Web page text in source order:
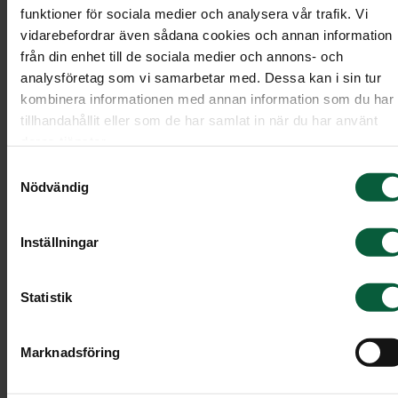
funktioner för sociala medier och analysera vår trafik. Vi
vidarebefordrar även sådana cookies och annan information
från din enhet till de sociala medier och annons- och
analysföretag som vi samarbetar med. Dessa kan i sin tur
kombinera informationen med annan information som du har
tillhandahållit eller som de har samlat in när du har använt
Nödvändig
Inställningar
Statistik
Marknadsföring
dikter och om det finns tillfälle för defilering,
att passera kistan eller urnan i ett avsked.
Programkortet är på det viset ett bra stöd för de
närvarande och en vägledning om hur ceremonin
kommer att gå till.
Men programkortet fyller också en annan viktig
funktion. Många väljer att spara det som ett fint
minne från begravningen. Ofta finns ett foto av
Utforma programkortet
Programkortet kan utformas precis på det sätt du
själv önskar. Det finns ingen färdig mall eller